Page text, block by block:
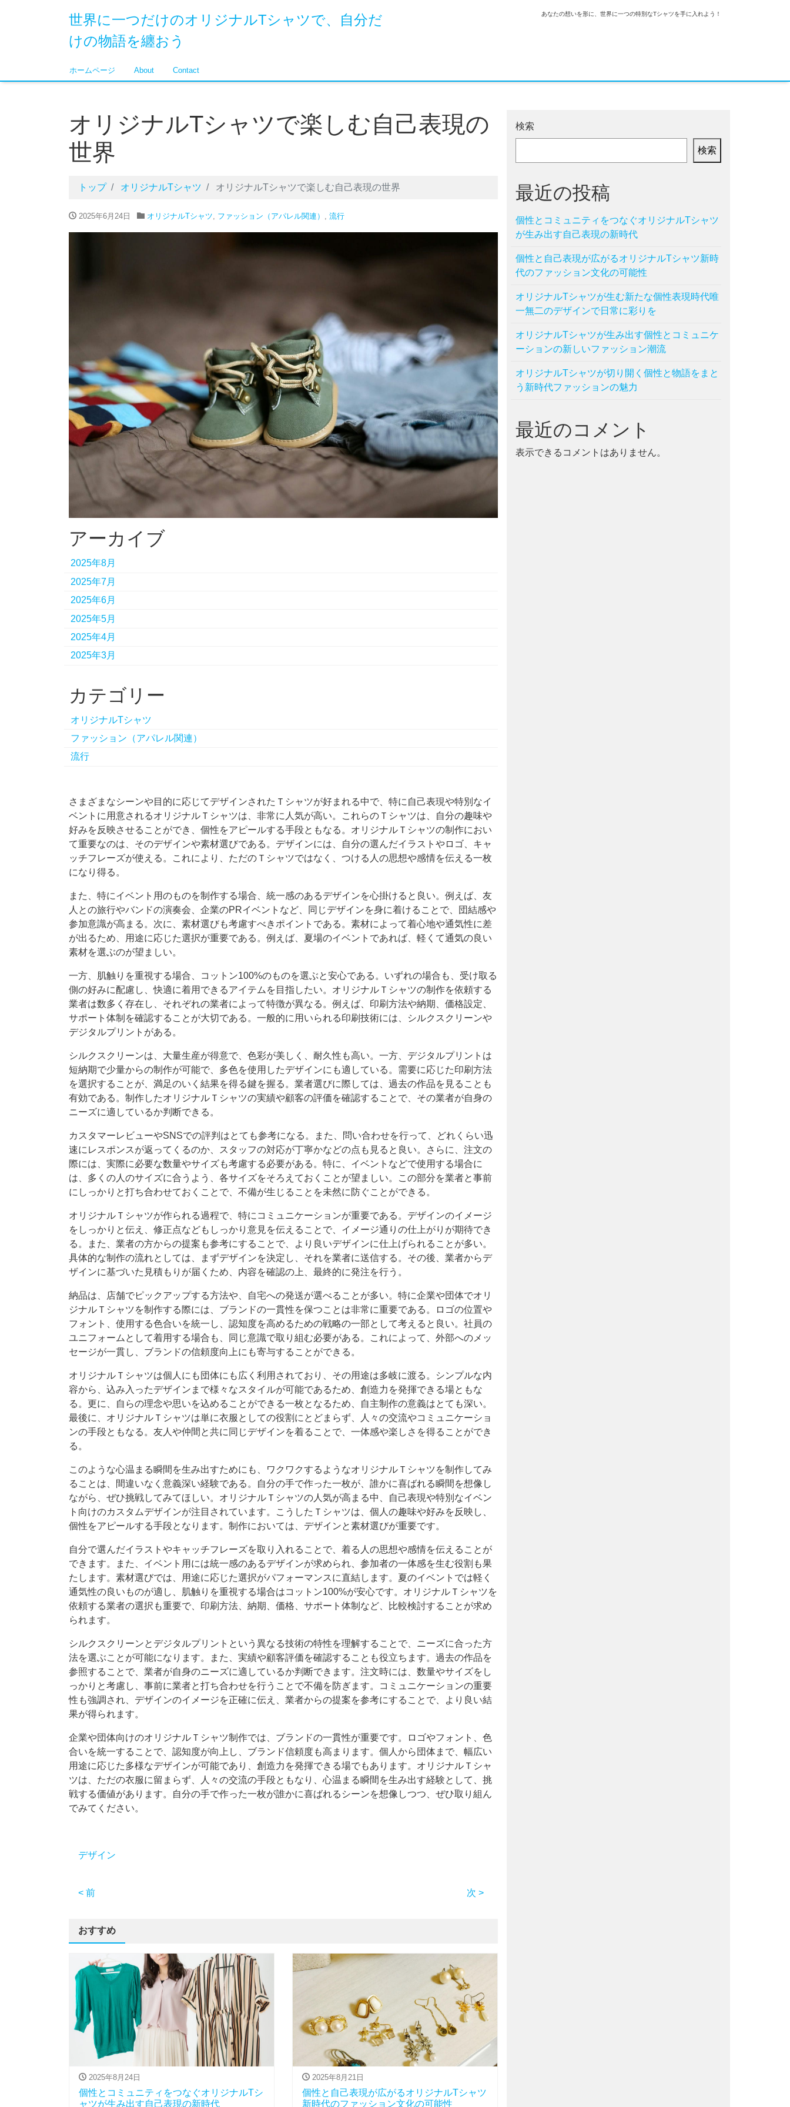
世界に一つだけのオリジナルTシャツで、自分だ
けの物語を纏おう
あなたの想いを形に、世界に一つの特別なTシャツを手に入れよう！
ホームページ About Contact
オリジナルTシャツで楽しむ自己表現の
世界
トップ オリジナルTシャツ オリジナルTシャツで楽しむ自己表現の世界
2025年6月24日 オリジナルTシャツ ファッション（アパレル関連） 流行
アーカイブ
2025年8月
2025年7月
2025年6月
2025年5月
2025年4月
2025年3月
カテゴリー
オリジナルTシャツ
ファッション（アパレル関連）
流行
さまざまなシーンや目的に応じてデザインされたＴシャツが好まれる中で、特に自己表現や特別なイ
ベントに用意されるオリジナルＴシャツは、非常に人気が高い。
これらのＴシャツは、自分の趣味や
好みを反映させることができ、個性をアピールする手段ともなる。オリジナルＴシャツの制作におい
て重要なのは、そのデザインや素材選びである。デザインには、自分の選んだイラストやロゴ、キャ
ッチフレーズが使える。これにより、ただのＴシャツではなく、つける人の思想や感情を伝える一枚
になり得る。
また、特にイベント用のものを制作する場合、統一感のあるデザインを心掛けると良い。例えば、友
人との旅行やバンドの演奏会、企業のPRイベントなど、同じデザインを身に着けることで、団結感や
参加意識が高まる。次に、素材選びも考慮すべきポイントである。素材によって着心地や通気性に差
が出るため、用途に応じた選択が重要である。例えば、夏場のイベントであれば、軽くて通気の良い
素材を選ぶのが望ましい。
一方、肌触りを重視する場合、コットン100%のものを選ぶと安心である。いずれの場合も、受け取る
側の好みに配慮し、快適に着用できるアイテムを目指したい。オリジナルＴシャツの制作を依頼する
業者は数多く存在し、それぞれの業者によって特徴が異なる。例えば、印刷方法や納期、価格設定、
サポート体制を確認することが大切である。一般的に用いられる印刷技術には、シルクスクリーンや
デジタルプリントがある。
シルクスクリーンは、大量生産が得意で、色彩が美しく、耐久性も高い。一方、デジタルプリントは
短納期で少量からの制作が可能で、多色を使用したデザインにも適している。需要に応じた印刷方法
を選択することが、満足のいく結果を得る鍵を握る。業者選びに際しては、過去の作品を見ることも
有効である。制作したオリジナルＴシャツの実績や顧客の評価を確認することで、その業者が自身の
ニーズに適しているか判断できる。
カスタマーレビューやSNSでの評判はとても参考になる。また、問い合わせを行って、どれくらい迅
速にレスポンスが返ってくるのか、スタッフの対応が丁寧かなどの点も見ると良い。さらに、注文の
際には、実際に必要な数量やサイズも考慮する必要がある。特に、イベントなどで使用する場合に
は、多くの人のサイズに合うよう、各サイズをそろえておくことが望ましい。この部分を業者と事前
にしっかりと打ち合わせておくことで、不備が生じることを未然に防ぐことができる。
オリジナルＴシャツが作られる過程で、特にコミュニケーションが重要である。デザインのイメージ
をしっかりと伝え、修正点などもしっかり意見を伝えることで、イメージ通りの仕上がりが期待でき
る。また、業者の方からの提案も参考にすることで、より良いデザインに仕上げられることが多い。
具体的な制作の流れとしては、まずデザインを決定し、それを業者に送信する。その後、業者からデ
ザインに基づいた見積もりが届くため、内容を確認の上、最終的に発注を行う。
納品は、店舗でピックアップする方法や、自宅への発送が選べることが多い。特に企業や団体でオリ
ジナルＴシャツを制作する際には、ブランドの一貫性を保つことは非常に重要である。ロゴの位置や
フォント、使用する色合いを統一し、認知度を高めるための戦略の一部として考えると良い。社員の
ユニフォームとして着用する場合も、同じ意識で取り組む必要がある。これによって、外部へのメッ
セージが一貫し、ブランドの信頼度向上にも寄与することができる。
オリジナルＴシャツは個人にも団体にも広く利用されており、その用途は多岐に渡る。シンプルな内
容から、込み入ったデザインまで様々なスタイルが可能であるため、創造力を発揮できる場ともな
る。更に、自らの理念や思いを込めることができる一枚となるため、自主制作の意義はとても深い。
最後に、オリジナルＴシャツは単に衣服としての役割にとどまらず、人々の交流やコミュニケーショ
ンの手段ともなる。友人や仲間と共に同じデザインを着ることで、一体感や楽しさを得ることができ
る。
このような心温まる瞬間を生み出すためにも、ワクワクするようなオリジナルＴシャツを制作してみ
ることは、間違いなく意義深い経験である。自分の手で作った一枚が、誰かに喜ばれる瞬間を想像し
ながら、ぜひ挑戦してみてほしい。オリジナルＴシャツの人気が高まる中、自己表現や特別なイベン
ト向けのカスタムデザインが注目されています。こうしたＴシャツは、個人の趣味や好みを反映し、
個性をアピールする手段となります。制作においては、デザインと素材選びが重要です。
自分で選んだイラストやキャッチフレーズを取り入れることで、着る人の思想や感情を伝えることが
できます。また、イベント用には統一感のあるデザインが求められ、参加者の一体感を生む役割も果
たします。素材選びでは、用途に応じた選択がパフォーマンスに直結します。夏のイベントでは軽く
通気性の良いものが適し、肌触りを重視する場合はコットン100%が安心です。オリジナルＴシャツを
依頼する業者の選択も重要で、印刷方法、納期、価格、サポート体制など、比較検討することが求め
られます。
シルクスクリーンとデジタルプリントという異なる技術の特性を理解することで、ニーズに合った方
法を選ぶことが可能になります。また、実績や顧客評価を確認することも役立ちます。過去の作品を
参照することで、業者が自身のニーズに適しているか判断できます。注文時には、数量やサイズをし
っかりと考慮し、事前に業者と打ち合わせを行うことで不備を防ぎます。コミュニケーションの重要
性も強調され、デザインのイメージを正確に伝え、業者からの提案を参考にすることで、より良い結
果が得られます。
企業や団体向けのオリジナルＴシャツ制作では、ブランドの一貫性が重要です。ロゴやフォント、色
合いを統一することで、認知度が向上し、ブランド信頼度も高まります。個人から団体まで、幅広い
用途に応じた多様なデザインが可能であり、創造力を発揮できる場でもあります。オリジナルＴシャ
ツは、ただの衣服に留まらず、人々の交流の手段ともなり、心温まる瞬間を生み出す経験として、挑
戦する価値があります。自分の手で作った一枚が誰かに喜ばれるシーンを想像しつつ、ぜひ取り組ん
でみてください。
デザイン
< 前 次 >
おすすめ
2025年8月24日
個性とコミュニティをつなぐオリジナルTシ
ャツが生み出す自己表現の新時代
2025年8月21日
個性と自己表現が広がるオリジナルTシャツ
新時代のファッション文化の可能性
検索
検索
最近の投稿
個性とコミュニティをつなぐオリジナルTシャツ
が生み出す自己表現の新時代
個性と自己表現が広がるオリジナルTシャツ新時
代のファッション文化の可能性
オリジナルTシャツが生む新たな個性表現時代唯
一無二のデザインで日常に彩りを
オリジナルTシャツが生み出す個性とコミュニケ
ーションの新しいファッション潮流
オリジナルTシャツが切り開く個性と物語をまと
う新時代ファッションの魅力
最近のコメント
表示できるコメントはありません。